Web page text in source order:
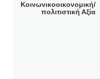
Κοινωνικοοικονομική/
πολιτιστική Αξία